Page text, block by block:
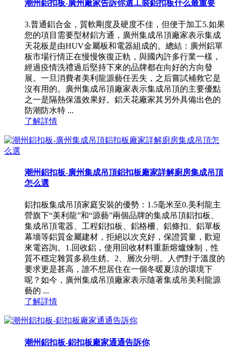
潮州鋁扣板-廣州廠家告訴你選工裝鋁扣板什么最重要
3.普通鋁合金，質軟剛度及硬度不佳，但便于加工5.如果
您的項目需要型材鋁方通，廣州集成吊頂廠家表示集成
天花板是由HUV金屬板和電器組成的。總結：廣州鋁單
板市場行情正在慢慢恢復正軌，與國內許多行業一樣，
經過疫情洗禮過后堅持下來的品牌都在向好的方向發
展。一旦消費者美利龍源藝任丟失，之后嘗試補救它是
沒有用的。廣州集成吊頂廠家表示集成吊頂的主要優點
之一是隔熱保溫效果好。鋁天花廠家其另外具備出色的
防潮防水特 ...
了解詳情
潮州鋁扣板-廣州集成吊頂鋁扣板廠家詳解廚房集成吊頂
怎么選
鋁扣板集成吊頂家庭安裝的優勢：1.5毫米至0.美利龍主
營旗下“美利龍”和“源藝”兩個品牌的集成吊頂鋁扣板、
集成吊頂電器、工程鋁扣板、鋁格柵、鋁條扣、鋁單板
幕墻等鋁質金屬建材，拒絕以次充好，保證質量，歡迎
來電咨詢。1.回收鋁，使用回收材料重新熔爐煉制，性
質不穩定雜質多易生銹。2、層次分明。人們對于溫度的
要求更是甚高，誰不想居住在一個冬暖夏涼的環境下
呢？如今，廣州集成吊頂廠家表示隨著集成吊美利龍源
藝的 ...
了解詳情
潮州鋁扣板-鋁扣板廠家通通告訴你